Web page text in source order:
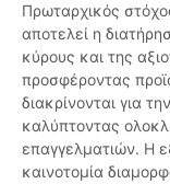
Πρωταρχικός
αποτελεί η
κύρους και της
προσφέροντας
διακρίνονται για
καλύπτοντας
επαγγελματιών. Η
καινοτομία